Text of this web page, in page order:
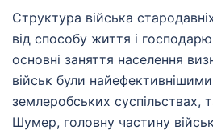
Структура війська
від способу життя і
основні заняття населення
військ були
землеробських суспільствах,
Шумер, головну частину